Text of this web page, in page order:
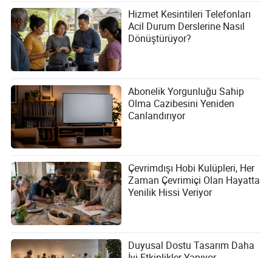
Hizmet Kesintileri Telefonları
Acil Durum Derslerine Nasıl
Dönüştürüyor?
Abonelik Yorgunluğu Sahip
Olma Cazibesini Yeniden
Canlandırıyor
Çevrimdışı Hobi Kulüpleri, Her
Zaman Çevrimiçi Olan Hayatta
Yenilik Hissi Veriyor
Duyusal Dostu Tasarım Daha